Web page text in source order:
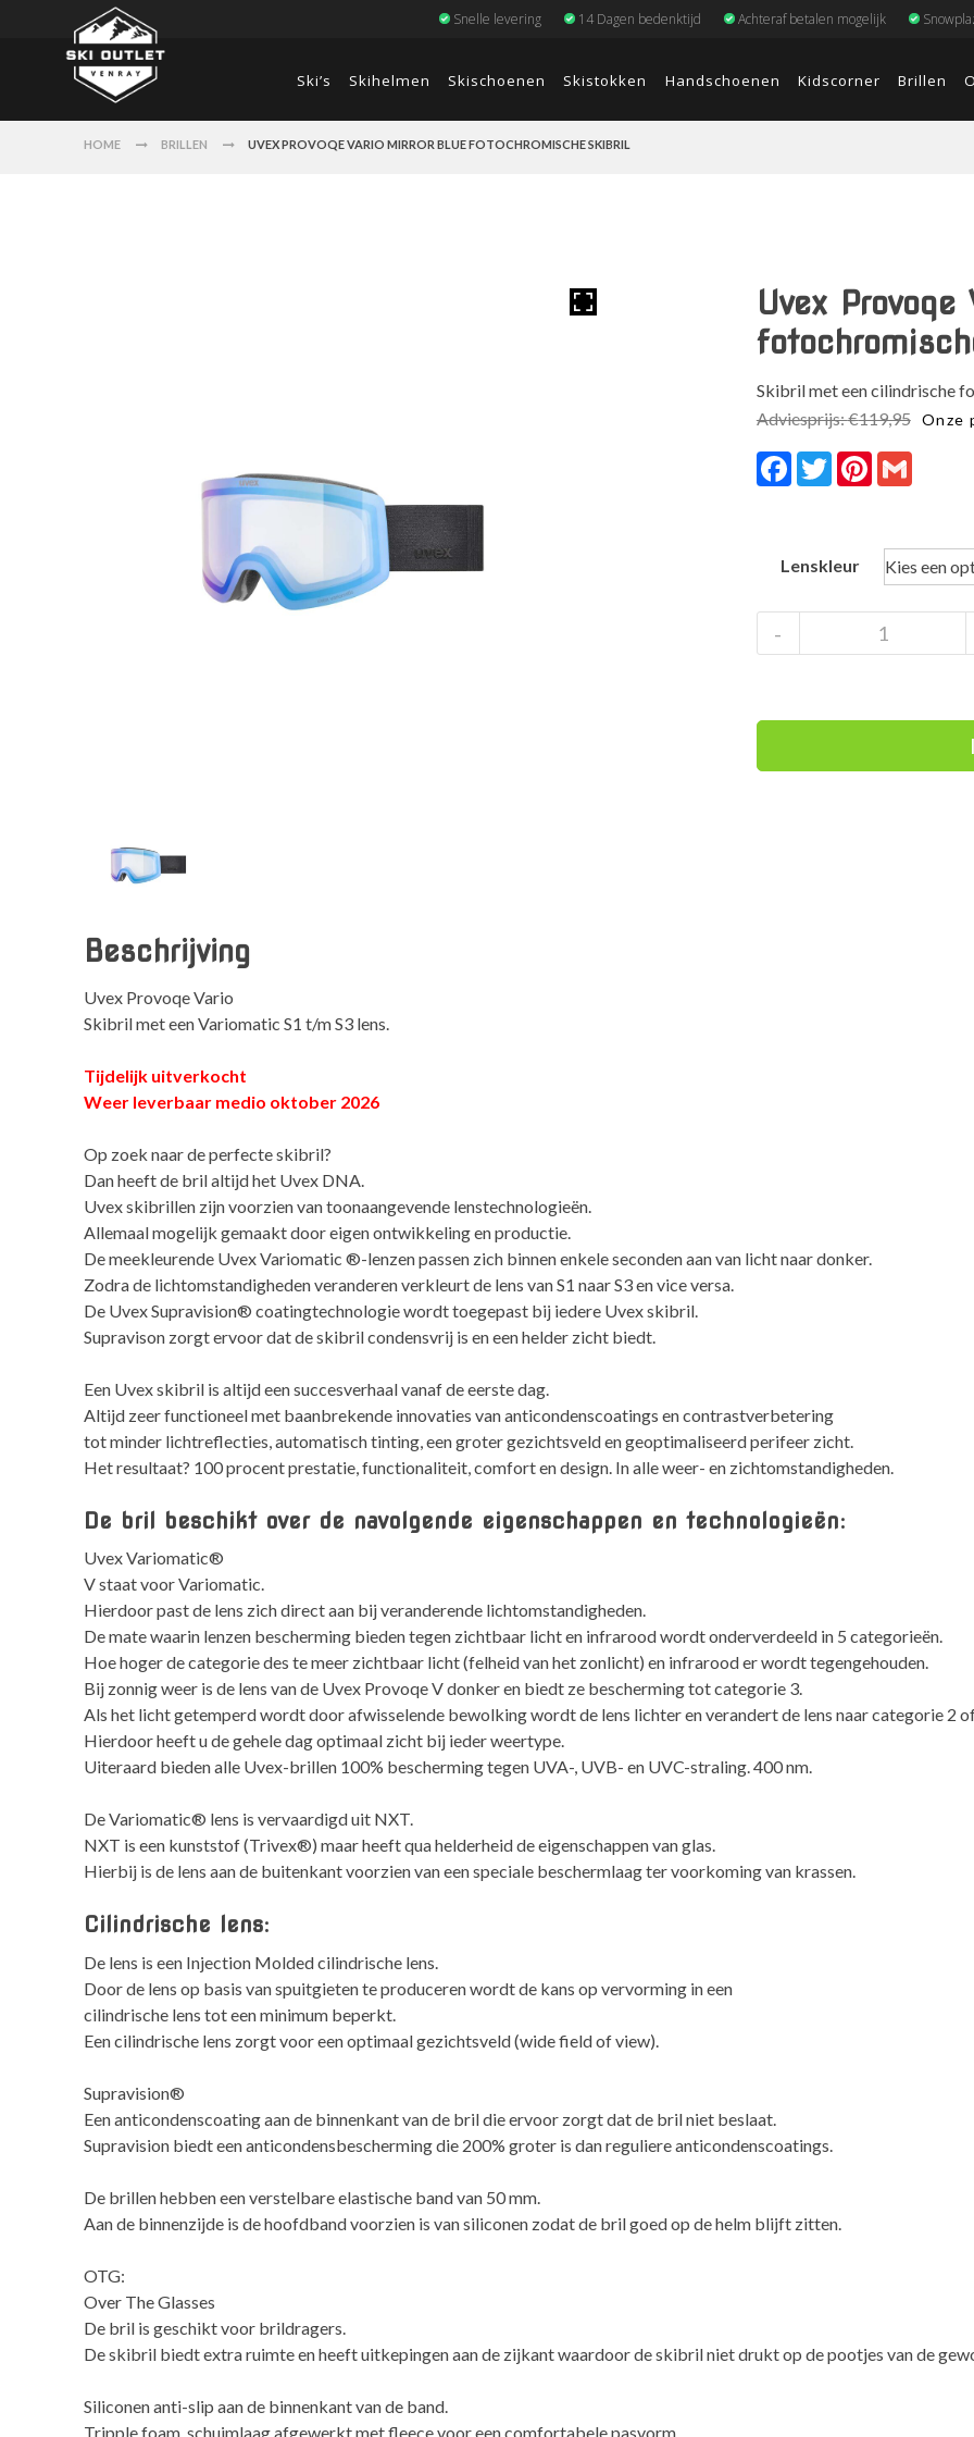
Snelle levering 14 Dagen bedenktijd Achteraf betalen mogelijk
Ski’s Skihelmen Skischoenen Skistokken Handschoenen Kidscorner Brillen
HOME BRILLEN UVEX PROVOQE VARIO MIRROR BLUE FOTOCHROMISCHE SKIBRIL
Uvex
Skibril met een cilindrische
Adviesprijs:€119,95 Onze
Facebook
TwitterPinterestGmail
Lenskleur
Provoqe
Blue
-
Beschrijving
Uvex Provoqe Vario
Skibril met een Variomatic S1 t/m S3 lens.
Tijdelijk uitverkocht
Weer leverbaar medio oktober 2026
Op zoek naar de perfecte skibril?
Dan heeft de bril altijd het Uvex DNA.
Uvex skibrillen zijn voorzien van toonaangevende lenstechnologieën.
Allemaal mogelijk gemaakt door eigen ontwikkeling en productie.
De meekleurende Uvex Variomatic ®-lenzen passen zich binnen enkele seconden aan van licht naar donker.
Zodra de lichtomstandigheden veranderen verkleurt de lens van S1 naar S3 en vice versa.
De Uvex Supravision® coatingtechnologie wordt toegepast bij iedere Uvex skibril.
Supravison zorgt ervoor dat de skibril condensvrij is en een helder zicht biedt.
Een Uvex skibril is altijd een succesverhaal vanaf de eerste dag.
Altijd zeer functioneel met baanbrekende innovaties van anticondenscoatings en contrastverbetering
tot minder lichtreflecties, automatisch tinting, een groter gezichtsveld en geoptimaliseerd perifeer zicht.
Het resultaat? 100 procent prestatie, functionaliteit, comfort en design. In alle weer- en zichtomstandigheden.
De bril beschikt over de navolgende eigenschappen en technologieën:
Uvex Variomatic®
V staat voor Variomatic.
Hierdoor past de lens zich direct aan bij veranderende lichtomstandigheden.
De mate waarin lenzen bescherming bieden tegen zichtbaar licht en infrarood wordt onderverdeeld in 5 categorieën.
Hoe hoger de categorie des te meer zichtbaar licht (felheid van het zonlicht) en infrarood er wordt tegengehouden.
Bij zonnig weer is de lens van de Uvex Provoqe V donker en biedt ze bescherming tot categorie 3.
Als het licht getemperd wordt door afwisselende bewolking wordt de lens lichter en verandert de lens naar categorie 2
Hierdoor heeft u de gehele dag optimaal zicht bij ieder weertype.
Uiteraard bieden alle Uvex-brillen 100% bescherming tegen UVA-, UVB- en UVC-straling. 400 nm.
De Variomatic® lens is vervaardigd uit NXT.
NXT is een kunststof (Trivex®) maar heeft qua helderheid de eigenschappen van glas.
Hierbij is de lens aan de buitenkant voorzien van een speciale beschermlaag ter voorkoming van krassen.
Cilindrische lens:
De lens is een Injection Molded cilindrische lens.
Door de lens op basis van spuitgieten te produceren wordt de kans op vervorming in een
cilindrische lens tot een minimum beperkt.
Een cilindrische lens zorgt voor een optimaal gezichtsveld (wide field of view).
Supravision®
Een anticondenscoating aan de binnenkant van de bril die ervoor zorgt dat de bril niet beslaat.
Supravision biedt een anticondensbescherming die 200% groter is dan reguliere anticondenscoatings.
De brillen hebben een verstelbare elastische band van 50 mm.
Aan de binnenzijde is de hoofdband voorzien is van siliconen zodat de bril goed op de helm blijft zitten.
OTG:
Over The Glasses
De bril is geschikt voor brildragers.
De skibril biedt extra ruimte en heeft uitkepingen aan de zijkant waardoor de skibril niet drukt op de pootjes van de
Siliconen anti-slip aan de binnenkant van de band.
Tripple foam, schuimlaag afgewerkt met fleece voor een comfortabele pasvorm.